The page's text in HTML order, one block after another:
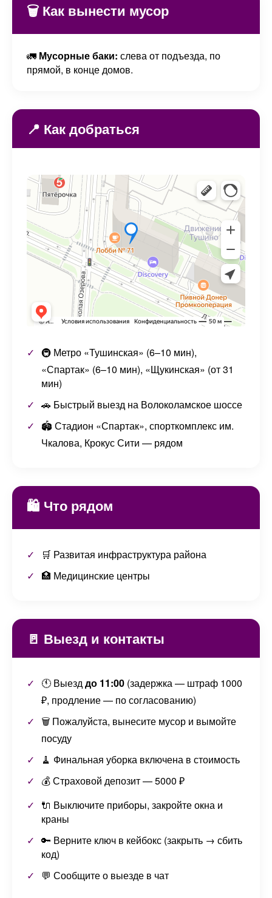
🗑️ Как вынести мусор
🚛 Мусорные баки: слева от подъезда, по
прямой, в конце домов.
📍 Как добраться
🚇 Метро «Тушинская» (6–10 мин),
«Спартак» (6–10 мин), «Щукинская» (от 31
мин)
🚗 Быстрый выезд на Волоколамское шоссе
🏟️ Стадион «Спартак», спорткомплекс им.
Чкалова, Крокус Сити — рядом
🛍️ Что рядом
🛒 Развитая инфраструктура района
🏥 Медицинские центры
🚪 Выезд и контакты
🕚 Выезддо 11:00 (задержка — штраф 1000
₽, продление — по согласованию)
🗑️ Пожалуйста, вынесите мусор и вымойте
посуду
🧹 Финальная уборка включена в стоимость
💰 Страховой депозит — 5000 ₽
🔌 Выключите приборы, закройте окна и
краны
🔑 Верните ключ в кейбокс (закрыть → сбить
код)
💬 Сообщите о выезде в чат